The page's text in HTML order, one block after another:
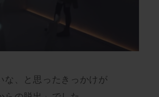
な、と思ったきっかけが